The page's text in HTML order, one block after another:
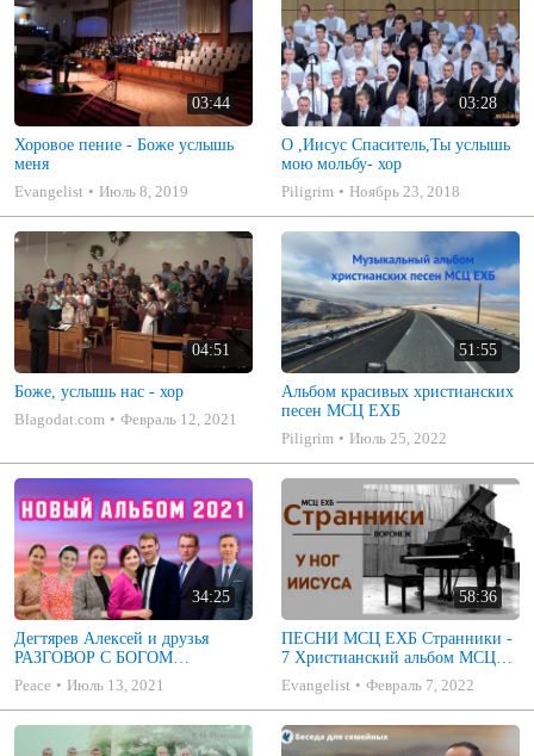
03:44
Хоровое пение - Боже услышь
меня
Evangelist
Июль 8, 2019
03:28
О ,Иисус Спаситель,Ты услышь
мою мольбу- хор
Piligrim
Ноябрь 23, 2018
04:51
Боже, услышь нас - хор
Blagodat.com
Февраль 12, 2021
51:55
Альбом красивых христианских
песен МСЦ ЕХБ
Piligrim
Июль 25, 2022
34:25
Дегтярев Алексей и друзья
РАЗГОВОР С БОГОМ
Христианские песни МСЦ ЕХБ
2021 (7я)
Peace Июль 13, 2021
58:36
ПЕСНИ МСЦ ЕХБ Странники -
7 Христианский альбом МСЦ
ЕХБ
Evangelist Февраль 7, 2022